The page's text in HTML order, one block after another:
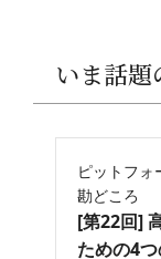
いま話題
ピットフォ
勘どころ
[第22回]
ための4